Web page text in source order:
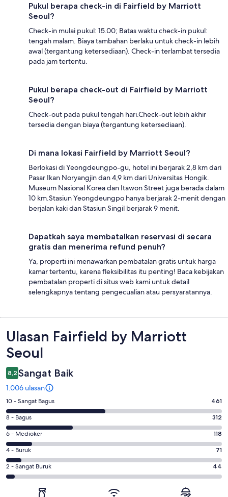
Pukul berapa check-in di Fairfield by Marriott
Seoul?
Check-in mulai pukul: 15.00; Batas waktu check-in pukul:
tengah malam. Biaya tambahan berlaku untuk check-in lebih
awal (tergantung ketersediaan). Check-in terlambat tersedia
pada jam tertentu.
Pukul berapa check-out di Fairfield by Marriott
Seoul?
Check-out pada pukul tengah hari.Check-out lebih akhir
tersedia dengan biaya (tergantung ketersediaan).
Di mana lokasi Fairfield by Marriott Seoul?
Berlokasi di Yeongdeungpo-gu, hotel ini berjarak 2,8 km dari
Pasar Ikan Noryangjin dan 4,9 km dari Universitas Hongik.
Museum Nasional Korea dan Itawon Street juga berada dalam
10 km.Stasiun Yeongdeungpo hanya berjarak 2-menit dengan
berjalan kaki dan Stasiun Singil berjarak 9 menit.
Dapatkah saya membatalkan reservasi di secara
gratis dan menerima refund penuh?
Ya, properti ini menawarkan pembatalan gratis untuk harga
kamar tertentu, karena fleksibilitas itu penting! Baca kebijakan
pembatalan properti di situs web kami untuk detail
selengkapnya tentang pengecualian atau persyaratannya.
Ulasan
Ulasan Fairfield by Marriott
Seoul
8,2 Sangat Baik
1.006 ulasan
Penilaian
10
-
Sangat
Bagus.
461
dari
1006
10 - Sangat Bagus 461
Penilaian
8
-
Bagus.
312
dari
1006
8 - Bagus 312
Penilaian
6
-
Medioker.
118
6 - Medioker 118
Penilaian
4
-
4 - Buruk 71
Penilaian
2
2 - Sangat Buruk 44